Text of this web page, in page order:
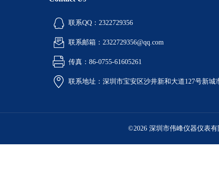
联系QQ：2322729356
联系邮箱：2322729356@qq.com
传真：86-0755-61605261
联系地址：深圳市宝安区沙井新和大道127号新城
©2026 深圳市伟峰仪器仪表